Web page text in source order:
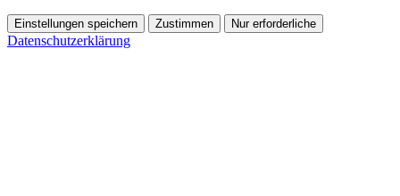
Einstellungen speichern Zustimmen Nur erforderliche
Datenschutzerklärung